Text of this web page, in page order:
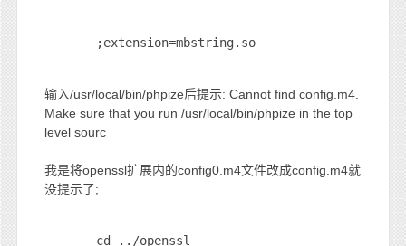
;extension=mbstring.so
输入/usr/local/bin/phpize后提示: Cannot find config.m4.
Make sure that you run /usr/local/bin/phpize in the top
level sourc
我是将openssl扩展内的config0.m4文件改成config.m4就
没提示了;
cd ../openssl